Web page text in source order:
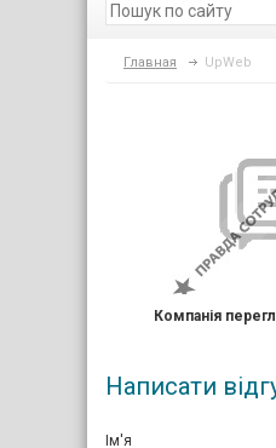
Главная UpWeb
Компанія
Написати
Ім'я